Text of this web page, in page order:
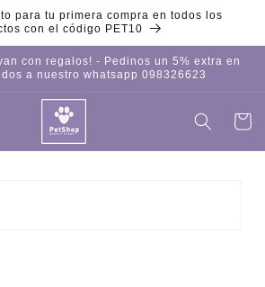
para tu primera compra en todos los
con el código PET10
con regalos! - Pedinos un 5% extra en
a nuestro whatsapp 098326623
Iniciar
sesión
Carrito